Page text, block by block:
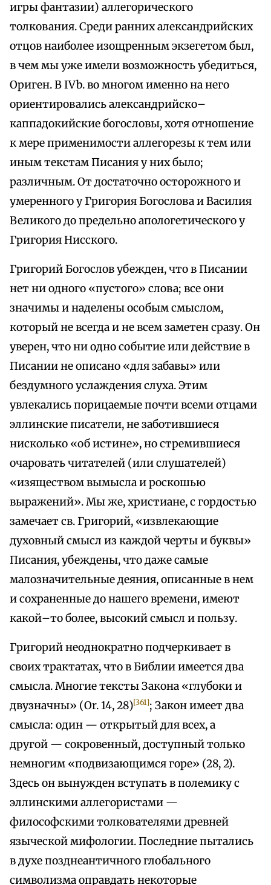
игры фантазии) аллегорического
толкования. Среди ранних александрийских
отцов наиболее изощренным экзегетом был,
в чем мы уже имели возможность убедиться,
Ориген. В IVb. во многом именно на него
ориентировались александрийско–
каппадокийские богословы, хотя отношение
к мере применимости аллегорезы к тем или
иным текстам Писания у них было;
различным. От достаточно осторожного и
умеренного у Григория Богослова и Василия
Великого до предельно апологетического у
Григория Нисского.
Григорий Богослов убежден, что в Писании
нет ни одного «пустого» слова; все они
значимы и наделены особым смыслом,
который не всегда и не всем заметен сразу. Он
уверен, что ни одно событие или действие в
Писании не описано «для забавы» или
бездумного услаждения слуха. Этим
увлекались порицаемые почти всеми отцами
эллинские писатели, не заботившиеся
нисколько «об истине», но стремившиеся
очаровать читателей (или слушателей)
«изяществом вымысла и роскошью
выражений». Мы же, христиане, с гордостью
замечает св. Григорий, «извлекающие
духовный смысл из каждой черты и буквы»
Писания, убеждены, что даже самые
малозначительные деяния, описанные в нем
и сохраненные до нашего времени, имеют
какой–то более, высокий смысл и пользу.
Григорий неоднократно подчеркивает в
своих трактатах, что в Библии имеется два
смысла. Многие тексты Закона «глубоки и
двузначны» (Or. 14, 28)[361]; Закон имеет два
смысла: один — открытый для всех, а
другой — сокровенный, доступный только
немногим «подвизающимся горе» (28, 2).
Здесь он вынужден вступать в полемику с
эллинскими аллегористами —
философскими толкователями древней
языческой мифологии. Последние пытались
в духе позднеантичного глобального
символизма оправдать некоторые